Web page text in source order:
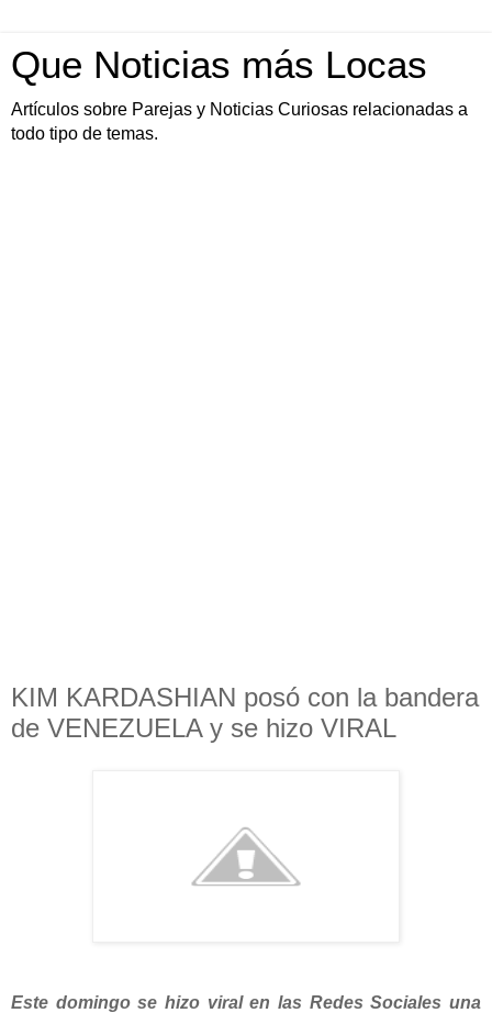
Que Noticias más Locas
Artículos sobre Parejas y Noticias Curiosas relacionadas a
todo tipo de temas.
KIM KARDASHIAN posó con la bandera
de VENEZUELA y se hizo VIRAL
Este domingo se hizo viral en las Redes Sociales una